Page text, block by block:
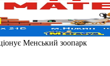
Менський зоопарк